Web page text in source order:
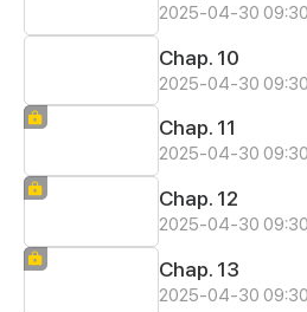
2025-04-30 09:30
Chap. 10
2025-04-30 09:30
Chap. 11
2025-04-30 09:30
Chap. 12
2025-04-30 09:30
Chap. 13
2025-04-30 09:30